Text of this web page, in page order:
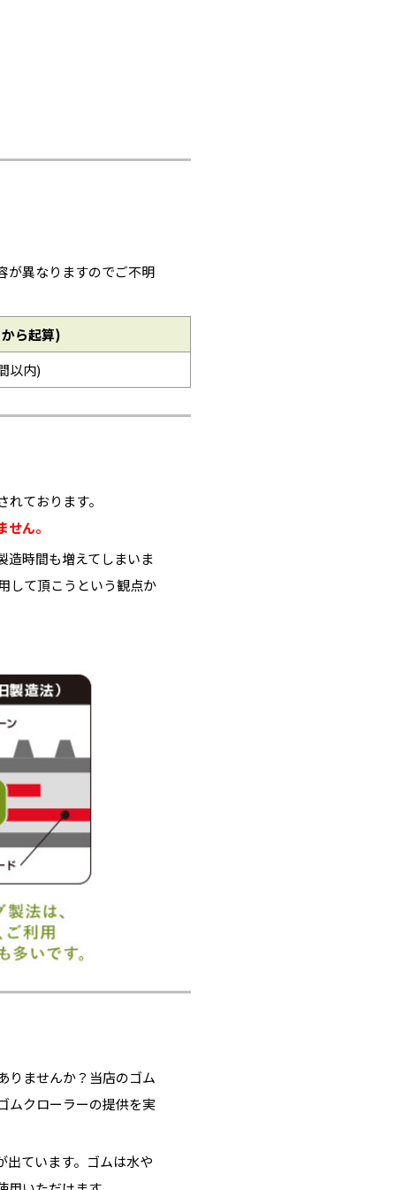
が異なりますのでご不明
ら起算)
以内)
ております。
ん。
造時間も増えてしまいま
して頂こうという観点か
りませんか？当店のゴム
ムクローラーの提供を実
出ています。ゴムは水や